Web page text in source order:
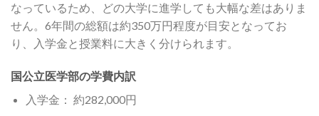
なっているため、どの大学に進学しても大幅な差はありま
せん。6年間の総額は約350万円程度が目安となってお
り、入学金と授業料に大きく分けられます。
国公立医学部の学費内訳
入学金： 約282,000円